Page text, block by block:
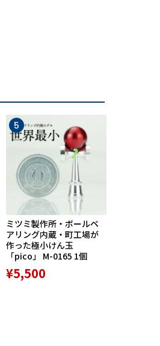
5
ミツミ製作所・ボールベ
アリング内蔵・町工場が
作った極小けん玉
「pico」 M-0165 1個
¥5,500